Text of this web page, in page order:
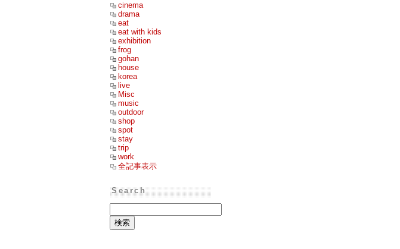
cinema
drama
eat
eat with kids
exhibition
frog
gohan
house
korea
live
Misc
music
outdoor
shop
spot
stay
trip
work
全記事表示
Search